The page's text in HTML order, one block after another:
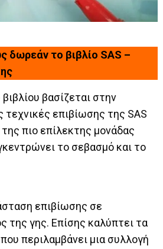
δωρεάν το βιβλίο SAS –
βασίζεται στην
τεχνικές επιβίωσης της SAS
πιο επίλεκτης μονάδας
το σεβασμό και το
επιβίωσης σε
της γης. Επίσης καλύπτει τα
περιλαμβάνει μια συλλογή